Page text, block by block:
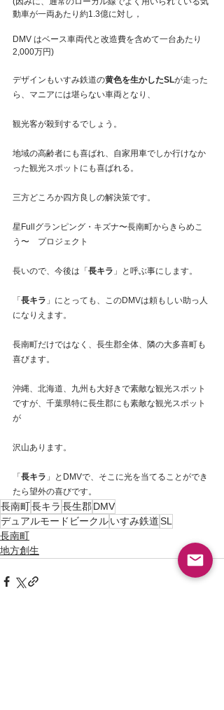
動車が一両あたり約1.3億に対し，
DMV はベース車両代と改造費を含めて一台あたり
2,000万円)
デザインもいすみ鉄道の黄色を生かしたSLが走った
ら、マニアには堪らない車両となり、
観光客が殺到するでしょう。
地域の高齢者にも喜ばれ、自家用車でしか行けなか
った観光スポットにも喜ばれる。
三方どころか四方良しの解決策です。
星Fullグランピング・キズナ〜長南町からきらめこ
う〜　プロジェクト
長いので、今後は「長キラ 」と呼ぶ事にします。
「長キラ 」にとっても、このDMVは頼もしい助っ人
になりえます。
長南町だけではなく、長生郡全体、隣の大多喜町も
喜びます。
沖縄、北海道、九州も大好きで素敵な観光スポット
ですが、千葉県特に長生郡にも素敵な観光スポット
が
沢山あります。
「長キラ 」とDMVで、そこに光を当てることができ
たら望外の喜びです。
長南町長キラ 長生郡DMV
デュアルモードビークルいすみ鉄道SL
長南町
地方創生